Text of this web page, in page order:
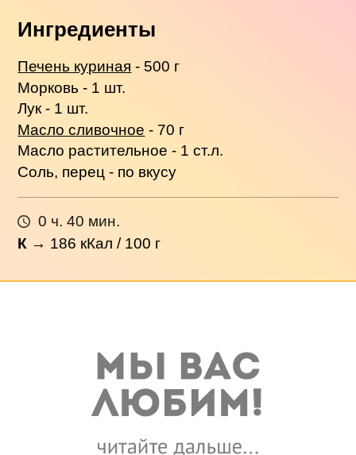
Ингредиенты
Печень куриная - 500 г
Морковь - 1 шт.
Лук - 1 шт.
Масло сливочное - 70 г
Масло растительное - 1 ст.л.
Соль, перец - по вкусу
0 ч. 40 мин.
К → 186 кКал / 100 г